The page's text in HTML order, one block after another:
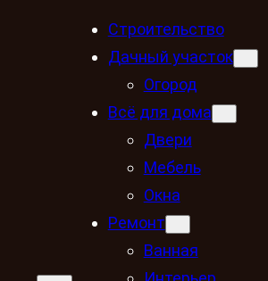
Строительство
Дачный участок
Огород
Всё для дома
Двери
Мебель
Окна
Ремонт
Ванная